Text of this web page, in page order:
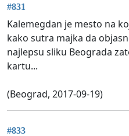
#831
Kalemegdan je mesto na
kako sutra majka da
najlepsu sliku Beograda
kartu...
(Beograd, 2017-09-19)
#833